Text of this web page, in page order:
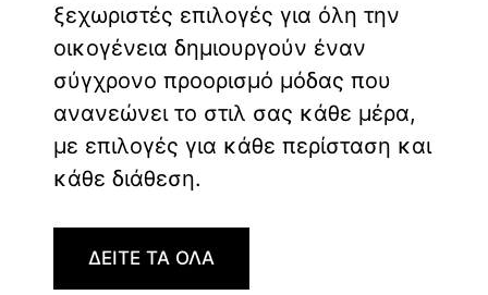
ξεχωριστές επιλογές για όλη την
οικογένεια δημιουργούν έναν
σύγχρονο προορισμό μόδας που
ανανεώνει το στιλ σας κάθε μέρα,
με επιλογές για κάθε περίσταση και
κάθε διάθεση.
ΔΕΙΤΕ ΤΑ ΟΛΑ